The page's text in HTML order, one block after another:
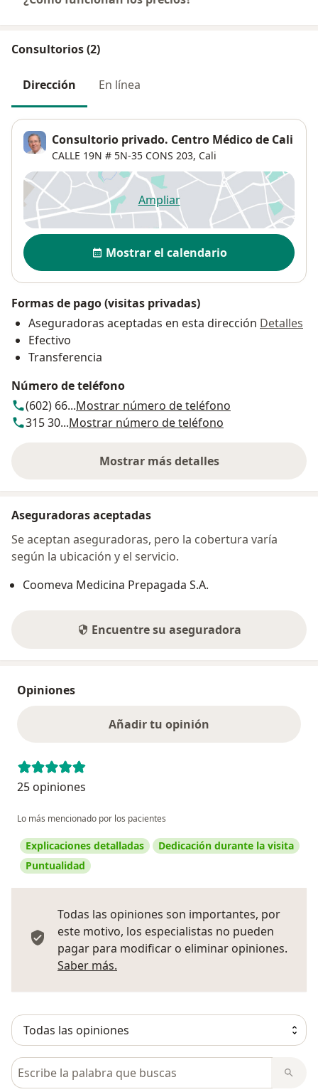
Consultorios (2)
Dirección En línea
Consultorio privado. Centro Médico de Cali
CALLE 19N # 5N‐35 CONS 203, Cali
Ampliarse abre en una nueva
Disponibilidad
Mostrar el calendario
Formas de pago (visitas privadas)
Aseguradoras aceptadas en esta dirección Detalles
Efectivo
Transferencia
Número de teléfono
(602) 66...Mostrar número de teléfono
315 30...Mostrar número de teléfono
Mostrar más detalles
sobre la dirección
Aseguradoras aceptadas
Se aceptan aseguradoras, pero la cobertura varía
según la ubicación y el servicio.
Coomeva Medicina Prepagada S.A.
Encuentre su aseguradora
Opiniones
Añadir tu opinión
25 opiniones
Lo más mencionado por los pacientes
Explicaciones detalladas
Dedicación durante la visita
Puntualidad
Todas las opiniones son importantes, por
este motivo, los especialistas no pueden
pagar para modificar o eliminar opiniones.
Saber más.
Busca en opiniones